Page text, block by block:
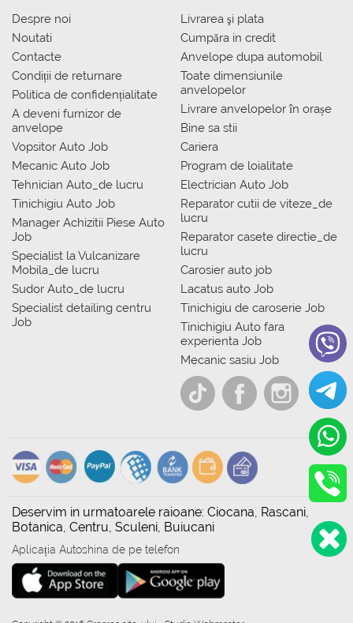
Despre noi
Noutati
Contacte
Condiții de returnare
Politica de confidențialitate
A deveni furnizor de
anvelope
Vopsitor Auto Job
Mecanic Auto Job
Tehnician Auto_de lucru
Tinichigiu Auto Job
Manager Achizitii Piese Auto
Job
Specialist la Vulcanizare
Mobila_de lucru
Sudor Auto_de lucru
Specialist detailing centru
Job
Livrarea şi plata
Сumpăra in credit
Anvelope dupa automobil
Toate dimensiunile
anvelopelor
Livrare anvelopelor în orașe
Bine sa stii
Cariera
Program de loialitate
Electrician Auto Job
Reparator cutii de viteze_de
lucru
Reparator casete directie_de
lucru
Carosier auto job
Lacatus auto Job
Tinichigiu de caroserie Job
Tinichigiu Auto fara
experienta Job
Mecanic sasiu Job
Deservim in urmatoarele raioane: Ciocana, Rascani,
Botanica, Centru, Sculeni, Buiucani
Aplicația Autoshina de pe telefon